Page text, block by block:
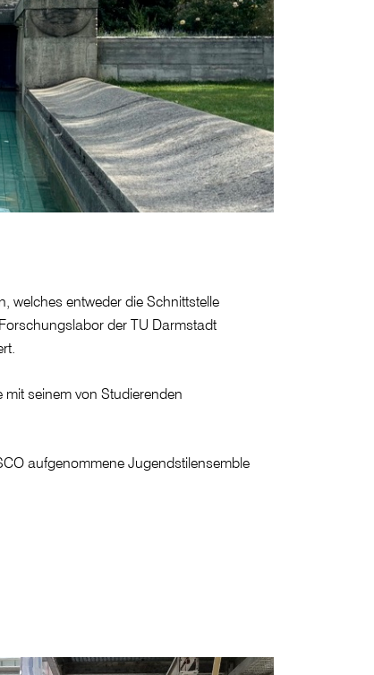
welches entweder die Schnittstelle
der TU Darmstadt
seinem von Studierenden
aufgenommene Jugendstilensemble